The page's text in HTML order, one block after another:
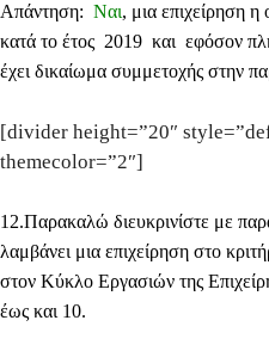
Απάντηση: Ναι, μια επιχείρηση
κατά το έτος 2019 και εφόσον
έχει δικαίωμα συμμετοχής στην
[divider height=”20″
themecolor=”2″]
12.Παρακαλώ διευκρινίστε με
λαμβάνει μια επιχείρηση στο
στον Κύκλο Εργασιών της
έως και 10.